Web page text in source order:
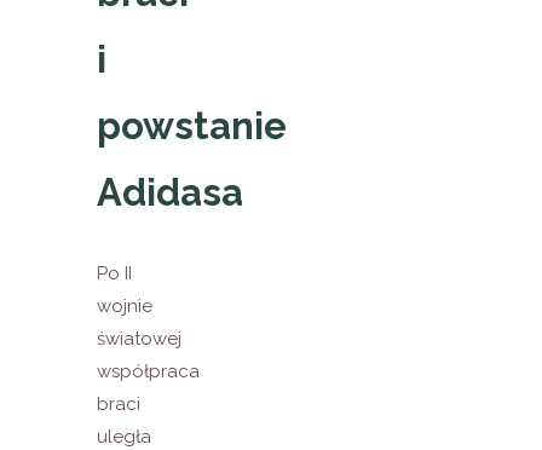
i
powstanie
Adidasa
Po II
wojnie
światowej
współpraca
braci
uległa